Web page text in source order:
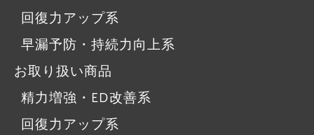
回復力アップ系
早漏予防・持続力向上系
お取り扱い商品
精力増強・ED改善系
回復力アップ系